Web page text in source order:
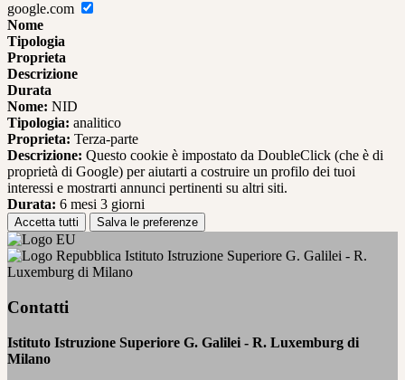
google.com
Nome
Tipologia
Proprieta
Descrizione
Durata
Nome: NID
Tipologia: analitico
Proprieta: Terza-parte
Descrizione: Questo cookie è impostato da DoubleClick (che è di
proprietà di Google) per aiutarti a costruire un profilo dei tuoi
interessi e mostrarti annunci pertinenti su altri siti.
Durata: 6 mesi 3 giorni
Accetta tutti Salva le preferenze
Istituto Istruzione Superiore G. Galilei - R.
Luxemburg di Milano
Contatti
Istituto Istruzione Superiore G. Galilei - R. Luxemburg di
Milano